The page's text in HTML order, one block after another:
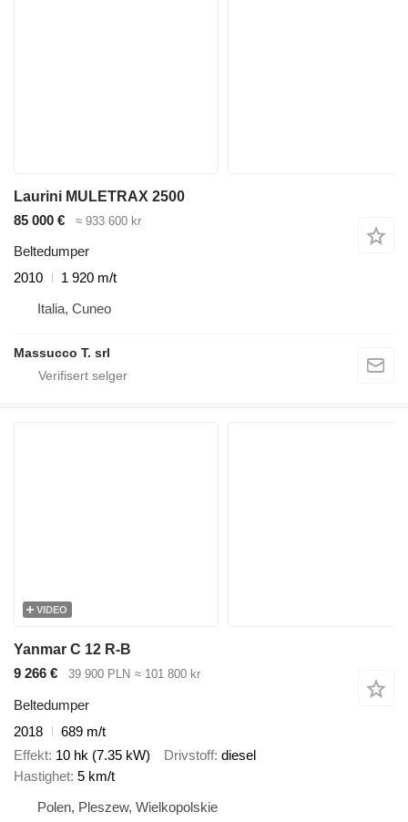
Laurini MULETRAX 2500
85 000 €
≈ 933 600 kr
Beltedumper
2010
1 920 m/t
Italia, Cuneo
Massucco T. srl
VIDEO
Yanmar C 12 R-B
9 266 €
39 900 PLN ≈ 101 800 kr
Beltedumper
2018
689 m/t
Effekt 10 hk (7.35 kW) Drivstoff diesel
Hastighet 5 km/t
Polen, Pleszew, Wielkopolskie